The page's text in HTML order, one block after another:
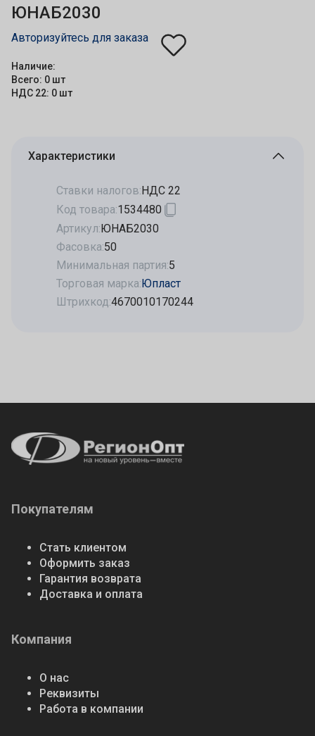
ЮНАБ2030
Авторизуйтесь для заказа
Наличие:
Всего: 0 шт
НДС 22: 0 шт
Характеристики
Ставки налогов:НДС 22
Код товара:1534480
Артикул:ЮНАБ2030
Фасовка:50
Минимальная партия:5
Торговая марка:Юпласт
Штрихкод:4670010170244
Покупателям
Стать клиентом
Оформить заказ
Гарантия возврата
Доставка и оплата
Компания
О нас
Реквизиты
Работа в компании